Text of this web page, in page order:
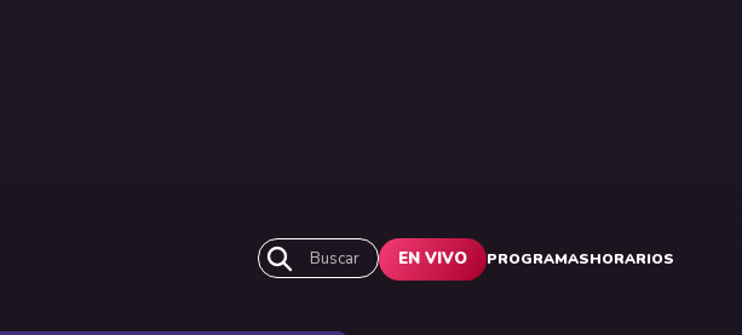
Buscar EN VIVO PROGRAMASHORARIOS